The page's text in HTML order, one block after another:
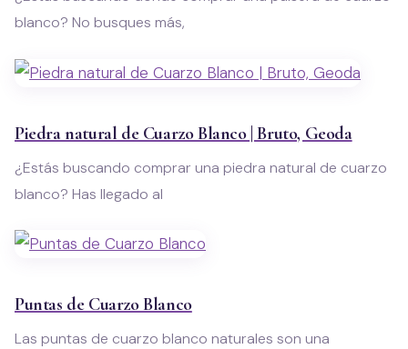
blanco? No busques más,
Piedra natural de Cuarzo Blanco | Bruto, Geoda
¿Estás buscando comprar una piedra natural de cuarzo
blanco? Has llegado al
Puntas de Cuarzo Blanco
Las puntas de cuarzo blanco naturales son una